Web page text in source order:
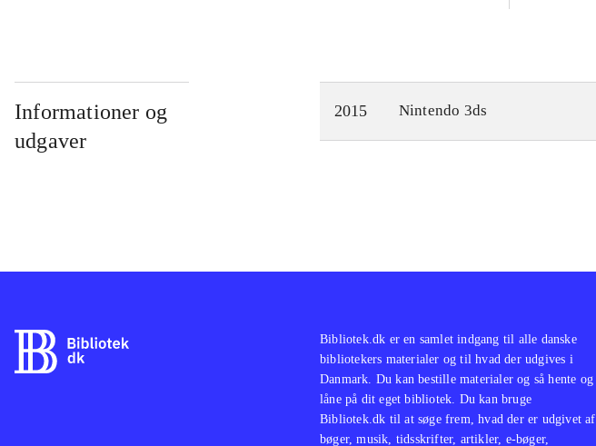
Informationer og
udgaver
2015 Nintendo 3ds
Bibliotek.dk er en samlet indgang til alle danske
bibliotekers materialer og til hvad der udgives i
Danmark. Du kan bestille materialer og så hente og
låne på dit eget bibliotek. Du kan bruge
Bibliotek.dk til at søge frem, hvad der er udgivet af
bøger, musik, tidsskrifter, artikler, e-bøger,